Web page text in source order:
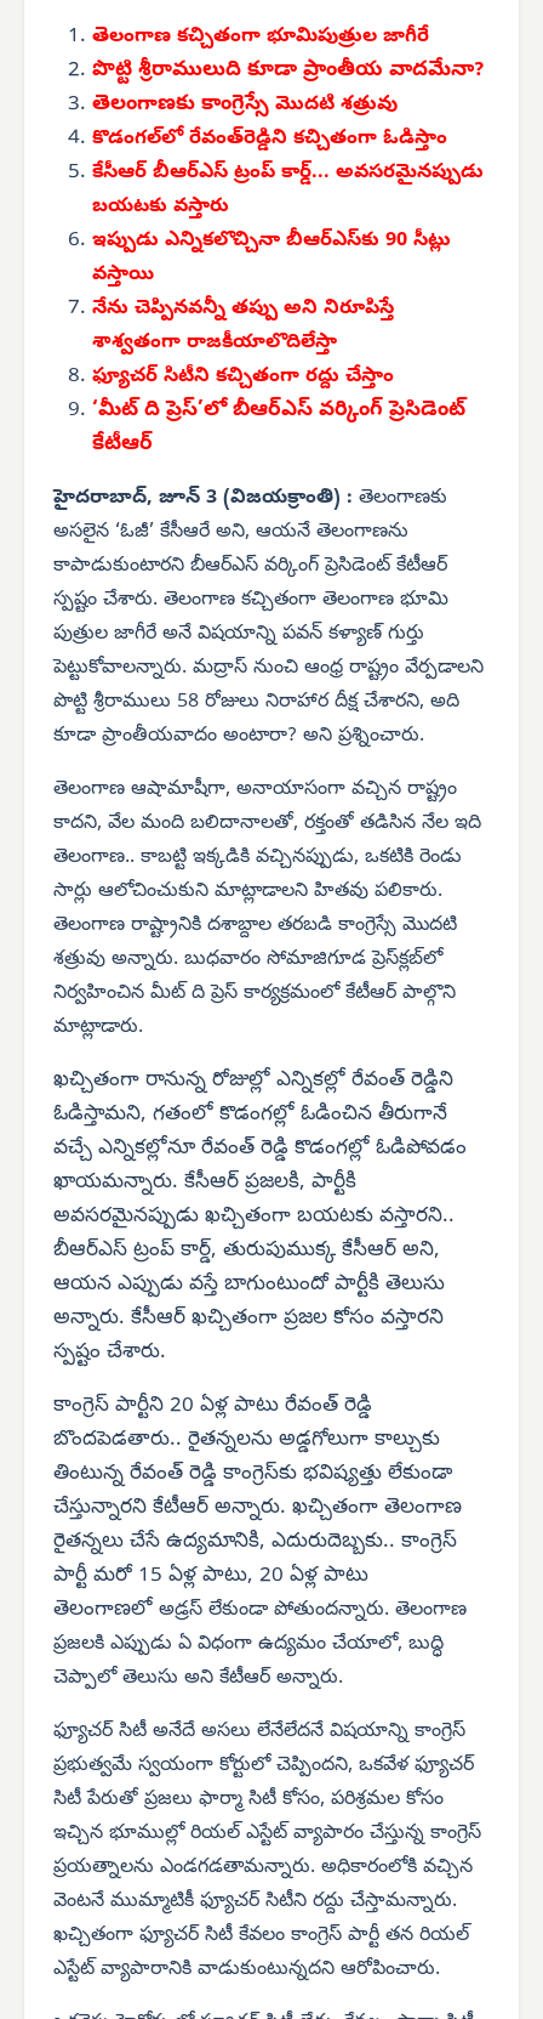
తెలంగాణ కచ్చితంగా భూమిపుత్రుల జాగీరే
పొట్టి శ్రీరాములుది కూడా ప్రాంతీయ వాదమేనా?
తెలంగాణకు కాంగ్రెస్సే మొదటి శత్రువు
కొడంగల్‌లో రేవంత్‌రెడ్డిని కచ్చితంగా ఓడిస్తాం
కేసీఆర్ బీఆర్‌ఎస్ట్రంప్ కార్డ్... అవసరమైనప్పుడు
బయటకు వస్తారు
ఇప్పుడు ఎన్నికలొచ్చినా బీఆర్‌ఎస్‌కు 90 సీట్లు
వస్తాయి
నేను చెప్పినవన్నీ తప్పు అని నిరూపిస్తే
శాశ్వతంగా రాజకీయాలొదిలేస్తా
ఫ్యూచర్ సిటీని కచ్చితంగా రద్దు చేస్తాం
‘మీట్ ది ప్రెస్’లో బీఆర్‌ఎస్ వర్కింగ్ ప్రెసిడెంట్
కేటీఆర్
హైదరాబాద్, జూన్ 3 (విజయక్రాంతి) : తెలంగాణకు
అసలైన ‘ఓజీ’ కేసీఆరే అని, ఆయనే తెలంగాణను
కాపాడుకుంటారని బీఆర్‌ఎస్ వర్కింగ్ ప్రెసిడెంట్ కేటీఆర్
స్పష్టం చేశారు. తెలంగాణ కచ్చితంగా తెలంగాణ భూమి
పుత్రుల జాగీరే అనే విషయాన్ని పవన్ కళ్యాణ్ గుర్తు
పెట్టుకోవాలన్నారు. మద్రాస్ నుంచి ఆంధ్ర రాష్ట్రం వేర్పడాలని
పొట్టి శ్రీరాములు 58 రోజులు నిరాహార దీక్ష చేశారని, అది
కూడా ప్రాంతీయవాదం అంటారా? అని ప్రశ్నించారు.
తెలంగాణ ఆషామాషీగా, అనాయాసంగా వచ్చిన రాష్ట్రం
కాదని, వేల మంది బలిదానాలతో, రక్తంతో తడిసిన నేల ఇది
తెలంగాణ.. కాబట్టి ఇక్కడికి వచ్చినప్పుడు, ఒకటికి రెండు
సార్లు ఆలోచించుకుని మాట్లాడాలని హితవు పలికారు.
తెలంగాణ రాష్ట్రానికి దశాబ్దాల తరబడి కాంగ్రెస్సే మొదటి
శత్రువు అన్నారు. బుధవారం సోమాజిగూడ ప్రెస్‌క్లబ్‌లో
నిర్వహించిన మీట్ ది ప్రెస్ కార్యక్రమంలో కేటీఆర్ పాల్గొని
మాట్లాడారు.
ఖచ్చితంగా రానున్న రోజుల్లో ఎన్నికల్లో రేవంత్ రెడ్డిని
ఓడిస్తామని, గతంలో కొడంగల్లో ఓడించిన తీరుగానే
వచ్చే ఎన్నికల్లోనూ రేవంత్ రెడ్డి కొడంగల్లో ఓడిపోవడం
ఖాయమన్నారు. కేసీఆర్ ప్రజలకి, పార్టీకి
అవసరమైనప్పుడు ఖచ్చితంగా బయటకు వస్తారని..
బీఆర్‌ఎస్ ట్రంప్ కార్డ్, తురుపుముక్క కేసీఆర్ అని,
ఆయన ఎప్పుడు వస్తే బాగుంటుందో పార్టీకి తెలుసు
అన్నారు. కేసీఆర్ ఖచ్చితంగా ప్రజల కోసం వస్తారని
స్పష్టం చేశారు.
కాంగ్రెస్ పార్టీని 20 ఏళ్ల పాటు రేవంత్ రెడ్డి
బొందపెడతారు.. రైతన్నలను అడ్డగోలుగా కాల్చుకు
తింటున్న రేవంత్ రెడ్డి కాంగ్రెస్‌కు భవిష్యత్తు లేకుండా
చేస్తున్నారని కేటీఆర్ అన్నారు. ఖచ్చితంగా తెలంగాణ
రైతన్నలు చేసే ఉద్యమానికి, ఎదురుదెబ్బకు.. కాంగ్రెస్
పార్టీ మరో 15 ఏళ్ల పాటు, 20 ఏళ్ల పాటు
తెలంగాణలో అడ్రస్ లేకుండా పోతుందన్నారు. తెలంగాణ
ప్రజలకి ఎప్పుడు ఏ విధంగా ఉద్యమం చేయాలో, బుద్ధి
చెప్పాలో తెలుసు అని కేటీఆర్ అన్నారు.
ఫ్యూచర్ సిటీ అనేదే అసలు లేనేలేదనే విషయాన్ని కాంగ్రెస్
ప్రభుత్వమే స్వయంగా కోర్టులో చెప్పిందని, ఒకవేళ ఫ్యూచర్
సిటీ పేరుతో ప్రజలు ఫార్మా సిటీ కోసం, పరిశ్రమల కోసం
ఇచ్చిన భూముల్లో రియల్ ఎస్టేట్ వ్యాపారం చేస్తున్న కాంగ్రెస్
ప్రయత్నాలను ఎండగడతామన్నారు. అధికారంలోకి వచ్చిన
వెంటనే ముమ్మాటికీ ఫ్యూచర్ సిటీని రద్దు చేస్తామన్నారు.
ఖచ్చితంగా ఫ్యూచర్ సిటీ కేవలం కాంగ్రెస్ పార్టీ తన రియల్
ఎస్టేట్ వ్యాపారానికి వాడుకుంటున్నదని ఆరోపించారు.